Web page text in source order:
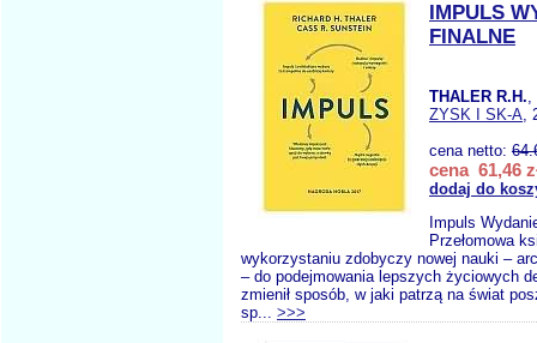
IMPULS
FINALNE
THALER R.H.,
ZYSK I SK-A,
cena netto:
cena 61,46
dodaj do
Impuls
Przełomowa
wykorzystaniu zdobyczy nowej nauki –
– do podejmowania lepszych życiowych
zmienił sposób, w jaki patrzą na świat
sp... >>>